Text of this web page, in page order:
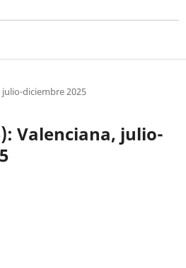
diciembre 2025
Valenciana, julio-